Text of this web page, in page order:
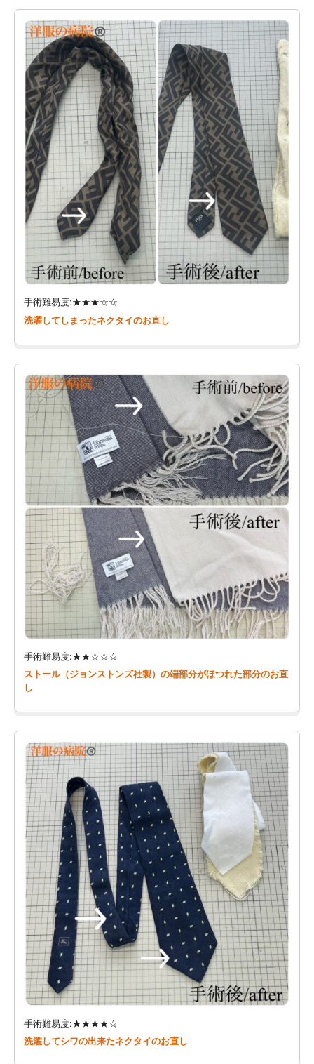
手術難易度:★★★☆☆
洗濯してしまったネクタイのお直し
手術難易度:★★☆☆☆
ストール（ジョンストンズ社製）の端部分がほつれた部分のお直
し
手術難易度:★★★★☆
洗濯してシワの出来たネクタイのお直し